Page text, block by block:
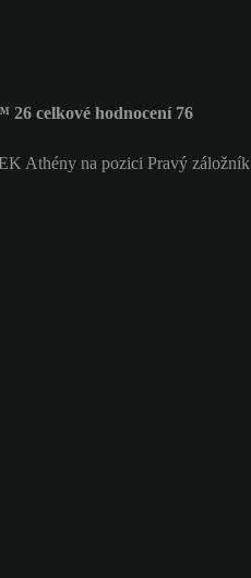
26 celkové hodnocení 76
Athény na pozici Pravý